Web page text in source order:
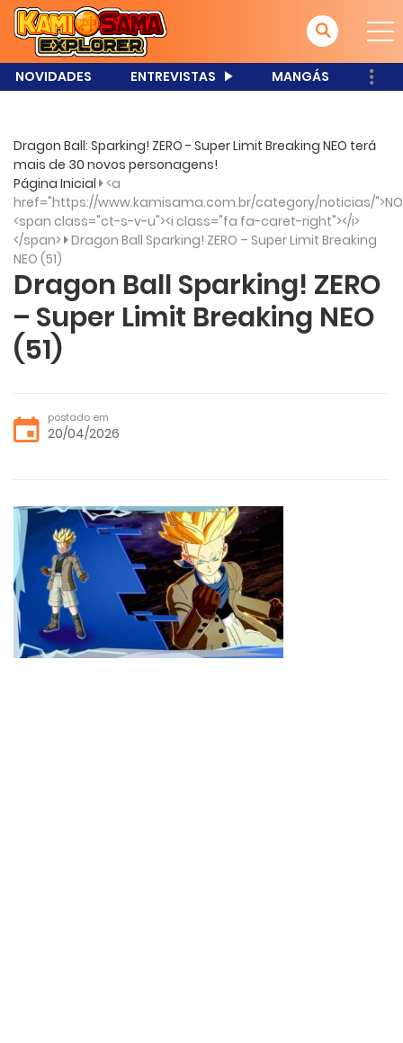
NOVIDADES ENTREVISTAS MANGÁS
Dragon Ball: Sparking! ZERO - Super Limit Breaking NEO terá
mais de 30 novos personagens!
Página Inicial <a
href="https://www.kamisama.com.br/category/noticias/
<span class="ct-s-v-u"><i class="fa fa-caret-right"></i>
</span> Dragon Ball Sparking! ZERO – Super Limit Breaking
NEO (51)
Dragon Ball Sparking! ZERO
– Super Limit Breaking NEO
(51)
postado em
20/04/2026